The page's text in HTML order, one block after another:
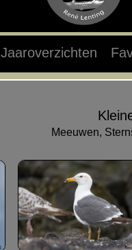
Jaaroverzichten
Meeuwen,